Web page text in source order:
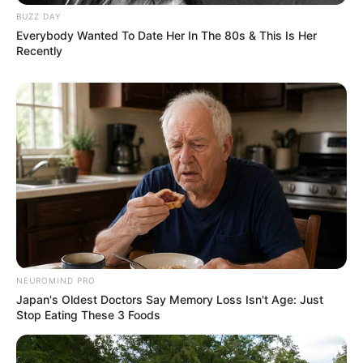
BUZZ DAY
Everybody Wanted To Date Her In The 80s & This Is Her
Recently
NEUROMIND PRO
Japan's Oldest Doctors Say Memory Loss Isn't Age: Just
Stop Eating These 3 Foods